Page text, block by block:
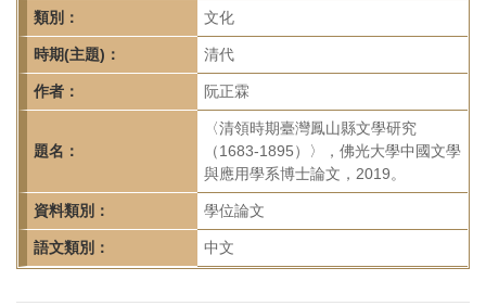
灣
史
研
究
所-
首
頁
類別： 文化
時期(主題)： 清代
作者： 阮正霖
題名：
〈清領時期臺灣鳳山縣文學研究
（1683-1895）〉，佛光大學中國文學
與應用學系博士論文，2019。
資料類別： 學位論文
語文類別： 中文